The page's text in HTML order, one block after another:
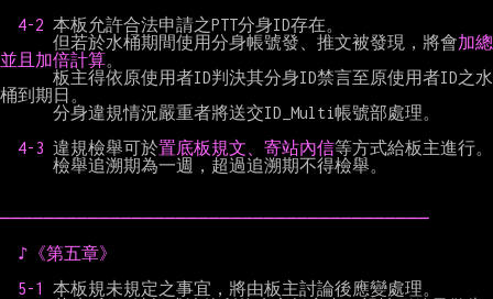
4-2 本板允許合法申請之PTT分身ID存在。
      但若於水桶期間使用分身帳號發、推文被發現，將會
加總
並且加倍計算。
桶到期日。
4-3 違規檢舉可於置底板規文、寄站內信等方式給板主進行。
───────────────────────────────────────
♪《第五章》
5-1 本板規未規定之事宜，將由板主討論後應變處理。